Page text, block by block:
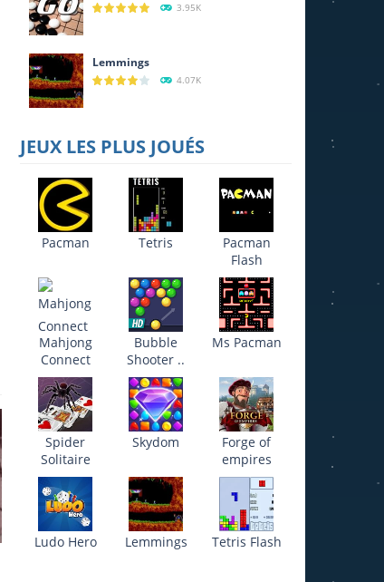
3.95K
Lemmings
4.07K
JEUX LES PLUS JOUÉS
Pacman Tetris
Pacman
Flash
Mahjong
Connect
Bubble
Shooter ..
Ms Pacman
Spider
Solitaire
Skydom
Forge of
empires
Ludo Hero Lemmings Tetris Flash